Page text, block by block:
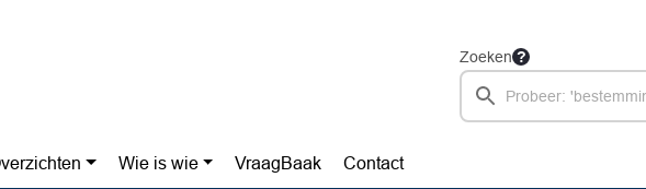
Zoeken
Wie is wie VraagBaak Contact